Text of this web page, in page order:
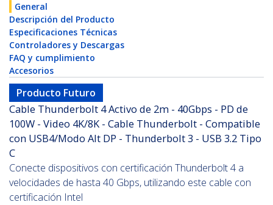
General
Descripción del Producto
Especificaciones Técnicas
Controladores y Descargas
FAQ y cumplimiento
Accesorios
Producto Futuro
Cable Thunderbolt 4 Activo de 2m - 40Gbps - PD de
100W - Video 4K/8K - Cable Thunderbolt - Compatible
con USB4/Modo Alt DP - Thunderbolt 3 - USB 3.2 Tipo
C
Conecte dispositivos con certificación Thunderbolt 4 a
velocidades de hasta 40 Gbps, utilizando este cable con
certificación Intel